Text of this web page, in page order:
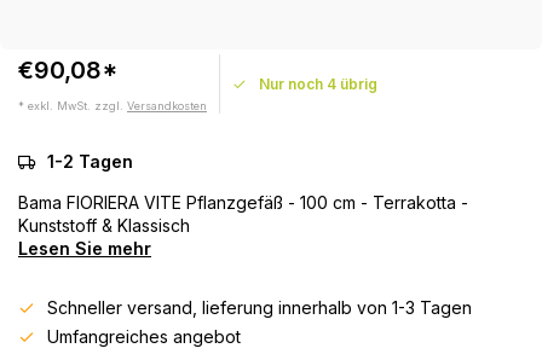
€90,08*
* exkl. MwSt. zzgl. Versandkosten
Nur noch 4 übrig
1-2 Tagen
Bama FIORIERA VITE Pflanzgefäß - 100 cm - Terrakotta -
Kunststoff & Klassisch
Lesen Sie mehr
Schneller versand, lieferung innerhalb von 1-3 Tagen
Umfangreiches angebot